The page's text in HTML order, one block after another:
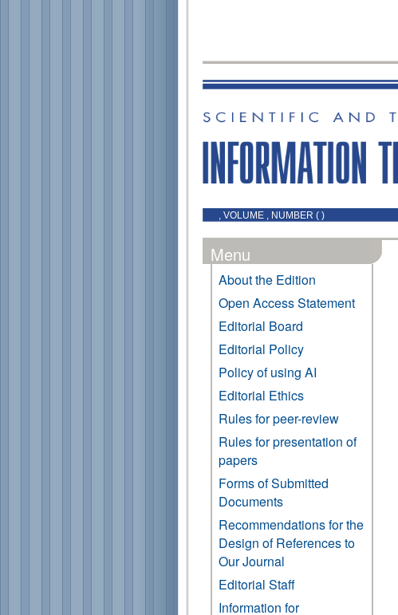
, VOLUME , NUMBER ( )
Menu
About the Edition
Open Access Statement
Editorial Board
Editorial Policy
Policy of using AI
Editorial Ethics
Rules for peer-review
Rules for presentation of
papers
Forms of Submitted
Documents
Recommendations for the
Design of References to
Our Journal
Editorial Staff
Information for